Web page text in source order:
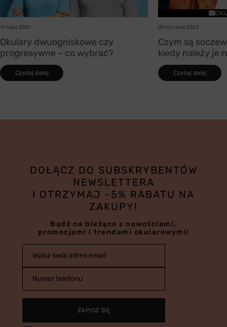
17 maja 2021
Okulary dwuogniskowe czy
progresywne – co wybrać?
Czytaj dalej
05 stycznia 2023
Czym są
kiedy należy je
Czytaj dalej
DOŁĄCZ DO SUBSKRYBENTÓW
NEWSLETTERA
I OTRZYMAJ -5% RABATU NA
ZAKUPY!
Bądź na bieżąco z nowościami,
promocjami i trendami okularowymi!
Wpisz swój adres email
Numer telefonu
ZAPISZ SIĘ